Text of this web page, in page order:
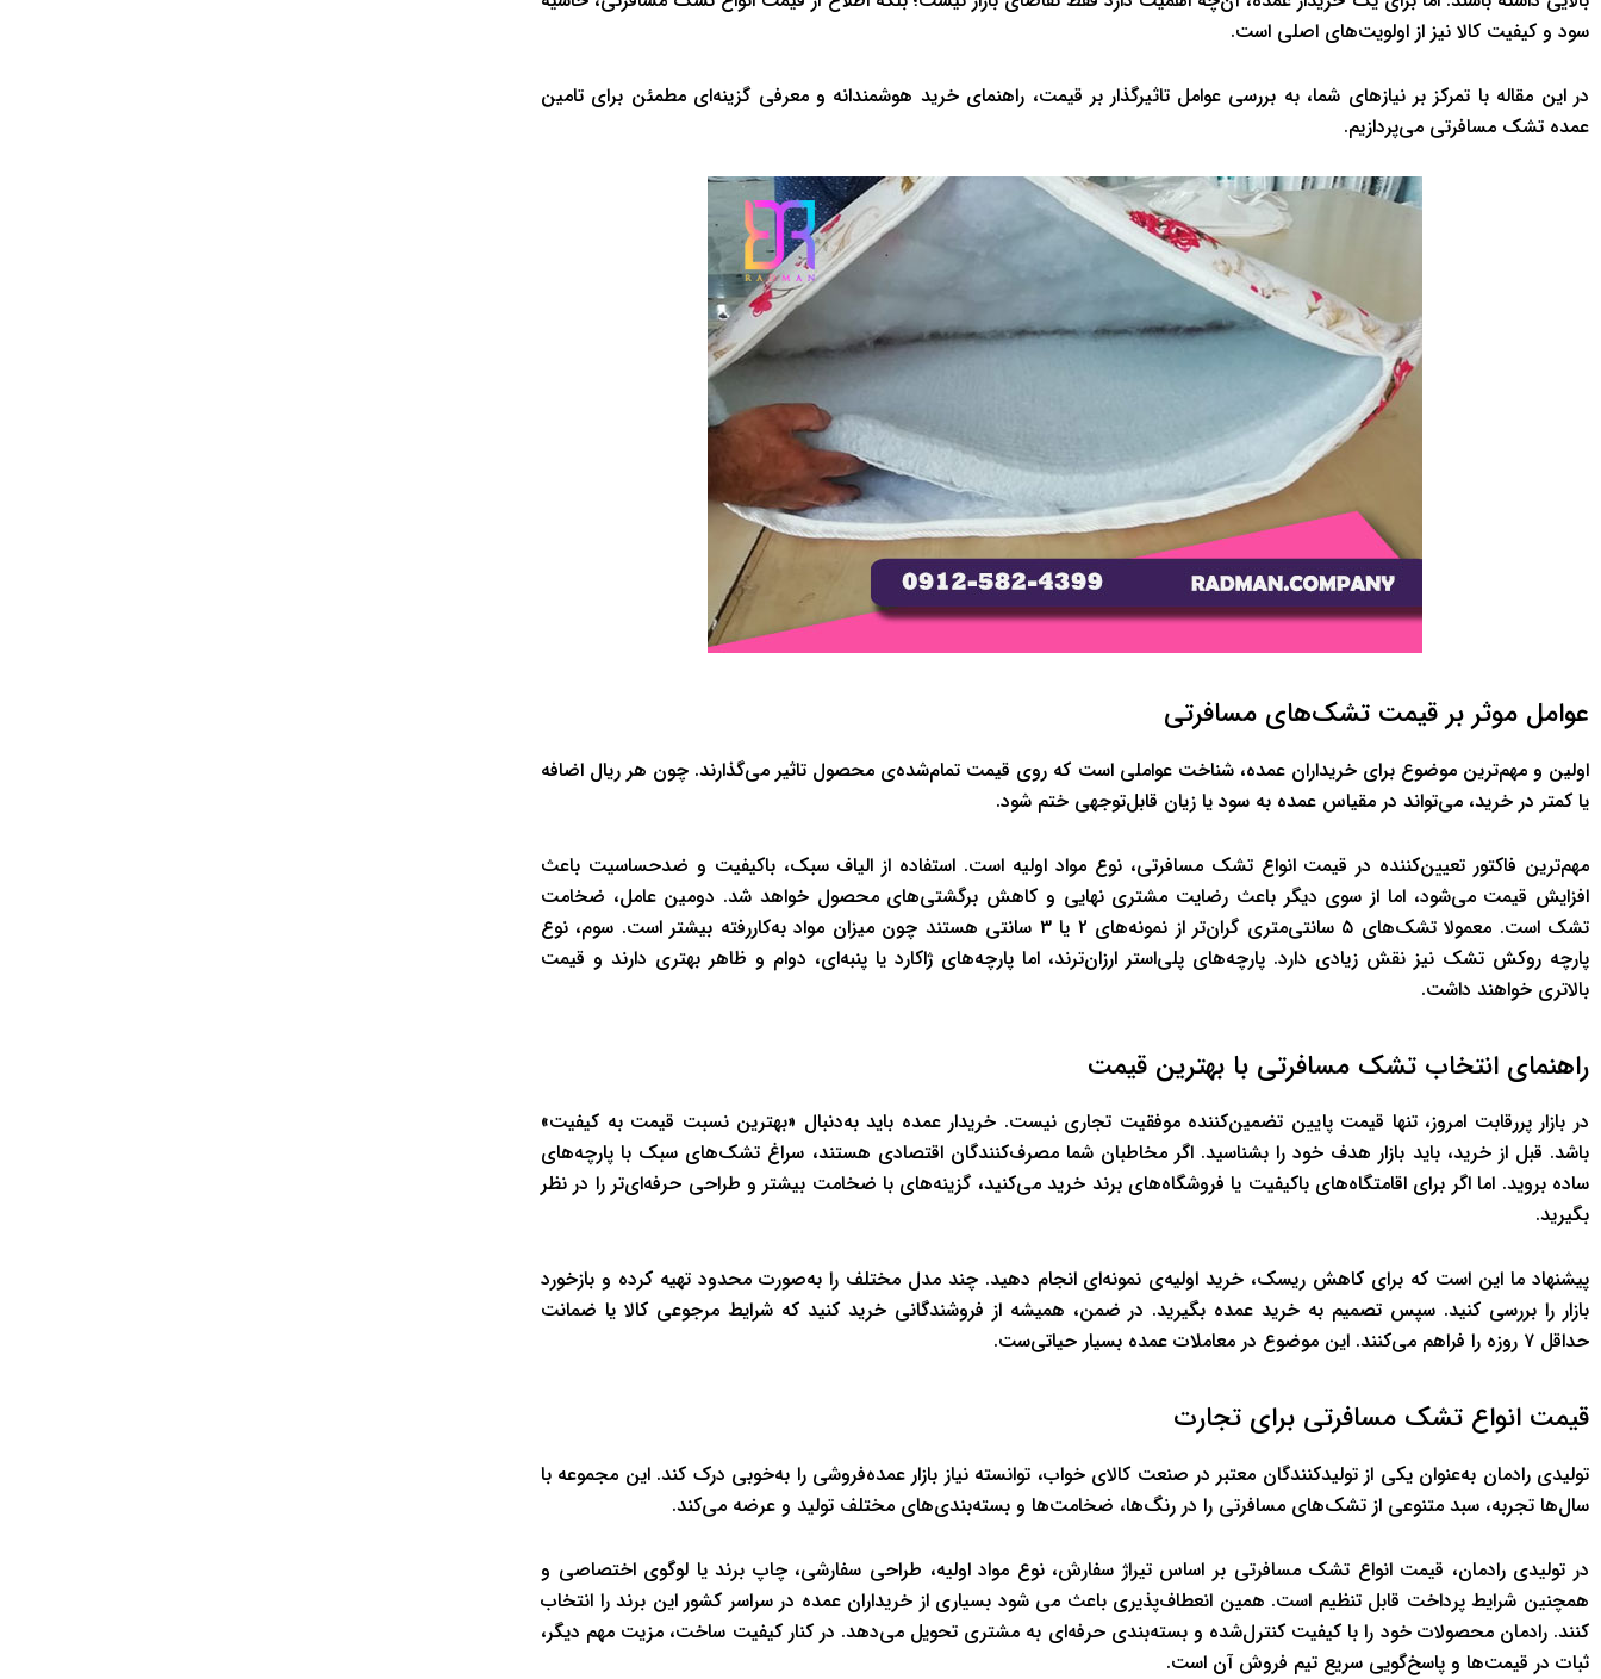
سود و کیفیت کالا نیز از اولویت‌های اصلی است.
در این مقاله با تمرکز بر نیازهای شما، به بررسی عوامل تاثیرگذار بر قیمت، راهنمای خرید هوشمندانه و معرفی گزینه‌ای مطمئن برای تامین
عمده تشک مسافرتی می‌پردازیم.
عوامل موثر بر قیمت تشک‌های مسافرتی
اولین و مهم‌ترین موضوع برای خریداران عمده، شناخت عواملی ا‌ست که روی قیمت تمام‌شده‌ی محصول تاثیر می‌گذارند. چون هر ریال اضافه
یا کمتر در خرید، می‌تواند در مقیاس عمده به سود یا زیان قابل‌توجهی ختم شود.
مهم‌ترین فاکتور تعیین‌کننده در قیمت انواع تشک مسافرتی، نوع مواد اولیه است. استفاده از الیاف سبک، باکیفیت و ضدحساسیت باعث
افزایش قیمت می‌شود، اما از سوی دیگر باعث رضایت مشتری نهایی و کاهش برگشتی‌های محصول خواهد شد. دومین عامل، ضخامت
تشک است. معمولا تشک‌های ۵ سانتی‌متری گران‌تر از نمونه‌های ۲ یا ۳ سانتی هستند چون میزان مواد به‌کاررفته بیشتر است. سوم، نوع
پارچه روکش تشک نیز نقش زیادی دارد. پارچه‌های پلی‌استر ارزان‌ترند، اما پارچه‌های ژاکارد یا پنبه‌ای، دوام و ظاهر بهتری دارند و قیمت
بالاتری خواهند داشت.
راهنمای انتخاب تشک مسافرتی با بهترین قیمت
در بازار پررقابت امروز، تنها قیمت پایین تضمین‌کننده موفقیت تجاری نیست. خریدار عمده باید به‌دنبال «بهترین نسبت قیمت به کیفیت»
باشد. قبل از خرید، باید بازار هدف خود را بشناسید. اگر مخاطبان شما مصرف‌کنندگان اقتصادی هستند، سراغ تشک‌های سبک با پارچه‌های
ساده بروید. اما اگر برای اقامتگاه‌های باکیفیت یا فروشگاه‌های برند خرید می‌کنید، گزینه‌های با ضخامت بیشتر و طراحی حرفه‌ای‌تر را در نظر
بگیرید.
پیشنهاد ما این است که برای کاهش ریسک، خرید اولیه‌ی نمونه‌ای انجام دهید. چند مدل مختلف را به‌صورت محدود تهیه کرده و بازخورد
بازار را بررسی کنید. سپس تصمیم به خرید عمده بگیرید. در ضمن، همیشه از فروشندگانی خرید کنید که شرایط مرجوعی کالا یا ضمانت
حداقل ۷ روزه را فراهم می‌کنند. این موضوع در معاملات عمده بسیار حیاتی‌ست.
قیمت انواع تشک مسافرتی برای تجارت
تولیدی رادمان به‌عنوان یکی از تولیدکنندگان معتبر در صنعت کالای خواب، توانسته نیاز بازار عمده‌فروشی را به‌خوبی درک کند. این مجموعه با
سال‌ها تجربه، سبد متنوعی از تشک‌های مسافرتی را در رنگ‌ها، ضخامت‌ها و بسته‌بندی‌های مختلف تولید و عرضه می‌کند.
در تولیدی رادمان، قیمت انواع تشک مسافرتی بر اساس تیراژ سفارش، نوع مواد اولیه، طراحی سفارشی، چاپ برند یا لوگوی اختصاصی و
همچنین شرایط پرداخت قابل تنظیم است. همین انعطاف‌پذیری باعث می شود بسیاری از خریداران عمده در سراسر کشور این برند را انتخاب
کنند. رادمان محصولات خود را با کیفیت کنترل‌شده و بسته‌بندی حرفه‌ای به مشتری تحویل می‌دهد. در کنار کیفیت ساخت، مزیت مهم دیگر،
ثبات در قیمت‌ها و پاسخ‌گویی سریع تیم فروش آن است.